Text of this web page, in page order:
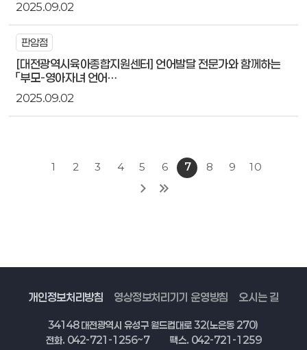
2025.09.02
판암점
[대전광역시육아종합지원센터] 언어발달 전문가와 함께하는
「부모-영아자녀 언어…
2025.09.02
1 2 3 4 5 6 7 8 9 10
개인정보처리방침 영상정보처리기기 운영방침 오시는 길
34148 대전광역시 유성구 월드컵대로 32(노은동 270)
전화. 042-721-1256~7
팩스. 042-721-1259